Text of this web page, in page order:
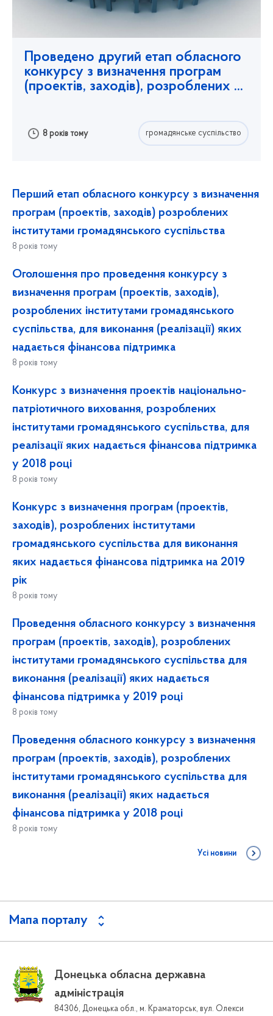
Проведено другий етап обласного
конкурсу з визначення програм
(проектів, заходів), розроблених ...
8 років тому громадянське суспільство
Перший етап обласного конкурсу з визначення
програм (проектів, заходів) розроблених
інститутами громадянського суспільства
8 років тому
Оголошення про проведення конкурсу з
визначення програм (проектів, заходів),
розроблених інститутами громадянського
суспільства, для виконання (реалізації) яких
надається фінансова підтримка
8 років тому
Конкурс з визначення проектів національно-
патріотичного виховання, розроблених
інститутами громадянського суспільства, для
реалізації яких надається фінансова підтримка
у 2018 році
8 років тому
Конкурс з визначення програм (проектів,
заходів), розроблених інститутами
громадянського суспільства для виконання
яких надається фінансова підтримка на 2019
рік
8 років тому
Проведення обласного конкурсу з визначення
програм (проектів, заходів), розроблених
інститутами громадянського суспільства для
виконання (реалізації) яких надається
фінансова підтримка у 2019 році
8 років тому
Проведення обласного конкурсу з визначення
програм (проектів, заходів), розроблених
інститутами громадянського суспільства для
виконання (реалізації) яких надається
фінансова підтримка у 2018 році
8 років тому
Усі новини
Мапа порталу
Донецька обласна державна
адміністрація
84306, Донецька обл., м. Краматорськ, вул. Олекси